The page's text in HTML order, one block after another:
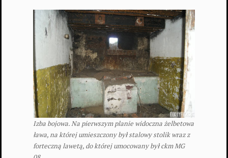
Izba bojowa. Na pierwszym planie widoczna żelbetowa
ława, na której umieszczony był stalowy stolik wraz z
forteczną lawetą, do której umocowany był ckm MG